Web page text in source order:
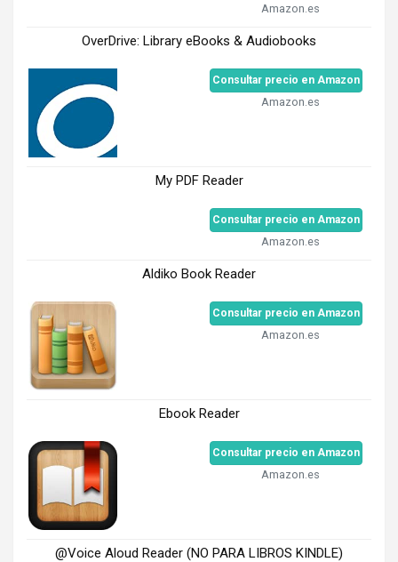
Amazon.es
OverDrive: Library eBooks & Audiobooks
Consultar precio en Amazon
Amazon.es
My PDF Reader
Consultar precio en Amazon
Amazon.es
Aldiko Book Reader
Consultar precio en Amazon
Amazon.es
Ebook Reader
Consultar precio en Amazon
Amazon.es
@Voice Aloud Reader (NO PARA LIBROS KINDLE)